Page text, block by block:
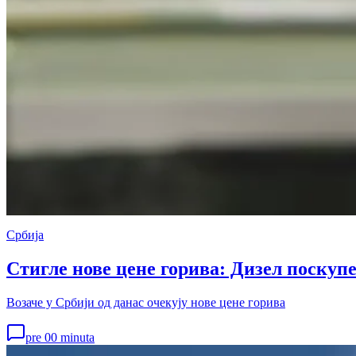
Србија
Стигле нове цене горива: Дизел
Возаче у Србији од данас очекују нове цене горива
pre 00 minuta